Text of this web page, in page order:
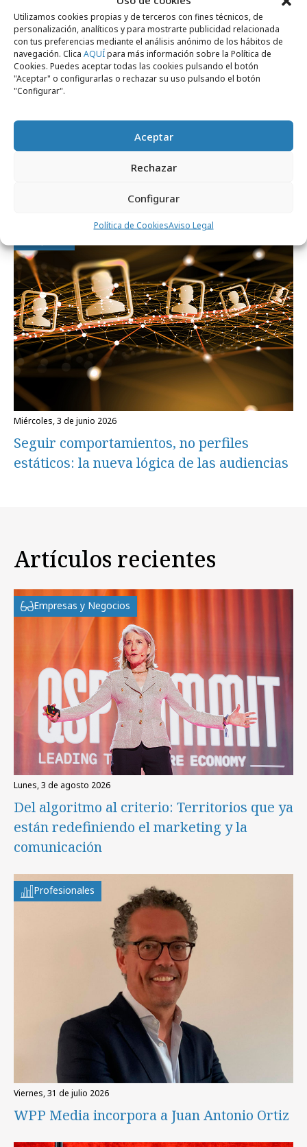
Utilizamos cookies propias y de terceros con fines técnicos, de
personalización, analíticos y para mostrarte publicidad relacionada
con tus preferencias mediante el análisis anónimo de los hábitos de
navegación. Clica AQUÍpara más información sobre la Política de
Cookies. Puedes aceptar todas las cookies pulsando el botón
"Aceptar" o configurarlas o rechazar su uso pulsando el botón
"Configurar".
Aceptar
Rechazar
Configurar
Política de CookiesAviso Legal
martes, 9 de junio 2026
Cyberclick se integra en el grupo europeo
miércoles, 3 de junio 2026
Seguir comportamientos, no perfiles
estáticos: la nueva lógica de las audiencias
Artículos recientes
Empresas y Negocios
lunes, 3 de agosto 2026
Del algoritmo al criterio: Territorios que ya
están redefiniendo el marketing y la
comunicación
Profesionales
viernes, 31 de julio 2026
WPP Media incorpora a Juan Antonio Ortiz